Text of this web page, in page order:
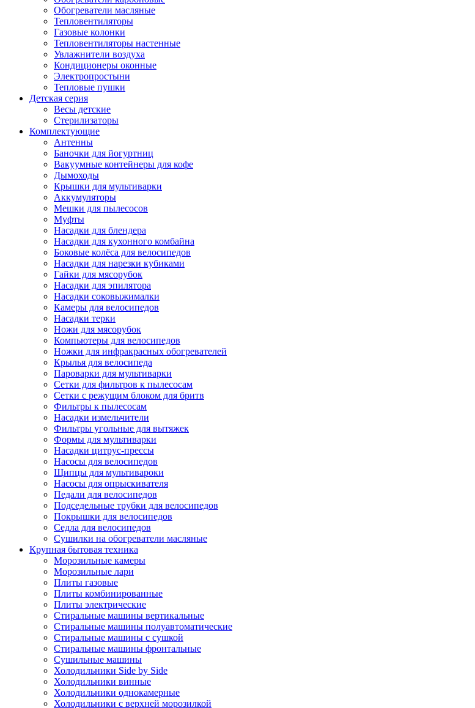
Обогреватели масляные
Тепловентиляторы
Газовые колонки
Тепловентиляторы настенные
Увлажнители воздуха
Кондиционеры оконные
Электропростыни
Тепловые пушки
Детская серия
Весы детские
Стерилизаторы
Комплектующие
Антенны
Баночки для йогуртниц
Вакуумные контейнеры для кофе
Дымоходы
Крышки для мультиварки
Аккумуляторы
Мешки для пылесосов
Муфты
Насадки для блендера
Насадки для кухонного комбайна
Боковые колёса для велосипедов
Насадки для нарезки кубиками
Гайки для мясорубок
Насадки для эпилятора
Насадки соковыжималки
Камеры для велосипедов
Насадки терки
Ножи для мясорубок
Компьютеры для велосипедов
Ножки для инфракрасных обогревателей
Крылья для велосипеда
Пароварки для мультиварки
Сетки для фильтров к пылесосам
Сетки с режущим блоком для бритв
Фильтры к пылесосам
Насадки измельчители
Фильтры угольные для вытяжек
Формы для мультиварки
Насадки цитрус-прессы
Насосы для велосипедов
Щипцы для мультивароки
Насосы для опрыскивателя
Педали для велосипедов
Подседельные трубки для велосипедов
Покрышки для велосипедов
Седла для велосипедов
Сушилки на обогреватели масляные
Крупная бытовая техника
Морозильные камеры
Морозильные лари
Плиты газовые
Плиты комбинированные
Плиты электрические
Стиральные машины вертикальные
Стиральные машины полуавтоматические
Стиральные машины с сушкой
Стиральные машины фронтальные
Сушильные машины
Холодильники Side by Side
Холодильники винные
Холодильники однокамерные
Холодильники с верхней морозилкой